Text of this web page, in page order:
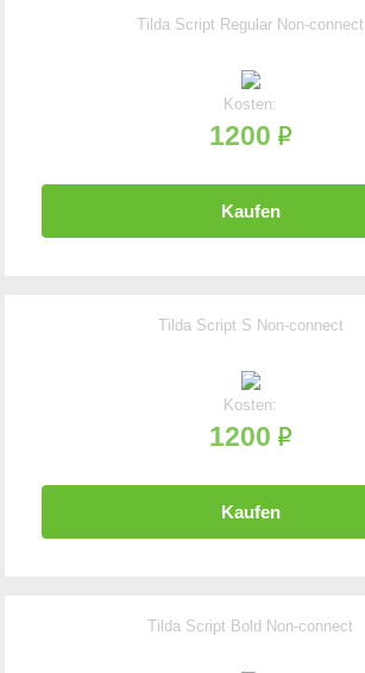
Tilda Script Regular Non-connect
Kosten:
1200
Kaufen
Tilda Script S Non-connect
Kosten:
1200
Kaufen
Tilda Script Bold Non-connect